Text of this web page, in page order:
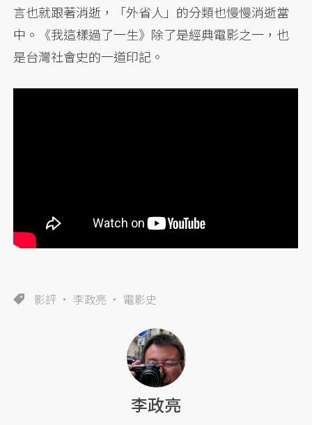
言也就跟著消逝，「外省人」的分類也慢慢消逝當
中。《我這樣過了一生》除了是經典電影之一，也
是台灣社會史的一道印記。
影評 李政亮 電影史
李政亮